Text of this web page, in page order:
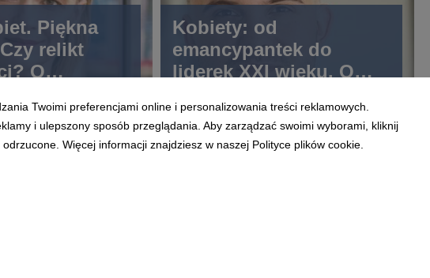
Piękna
relikt
O
Kobiety: od
emancypantek do
liderek XXI wieku. O
prawa
Twoimi preferencjami online i personalizowania treści reklamowych.
i ulepszony sposób przeglądania. Aby zarządzać swoimi wyborami, kliknij
Więcej informacji znajdziesz w naszej Polityce plików cookie.